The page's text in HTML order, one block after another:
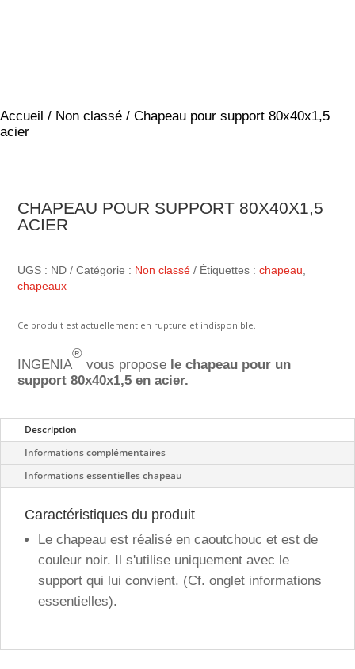
Accueil / Non classé / Chapeau pour support 80x40x1,5
acier
CHAPEAU POUR SUPPORT 80X40X1,5
ACIER
UGS : ND Catégorie : Non classé Étiquettes :chapeau
chapeaux
Ce produit est actuellement en rupture et indisponible.
INGENIA
®
vous propose le chapeau pour un
support 80x40x1,5 en acier.
Description
Informations complémentaires
Informations essentielles chapeau
Caractéristiques du produit
Le chapeau est réalisé en caoutchouc et est de
couleur noir. Il s'utilise uniquement avec le
support qui lui convient. (Cf. onglet informations
essentielles).